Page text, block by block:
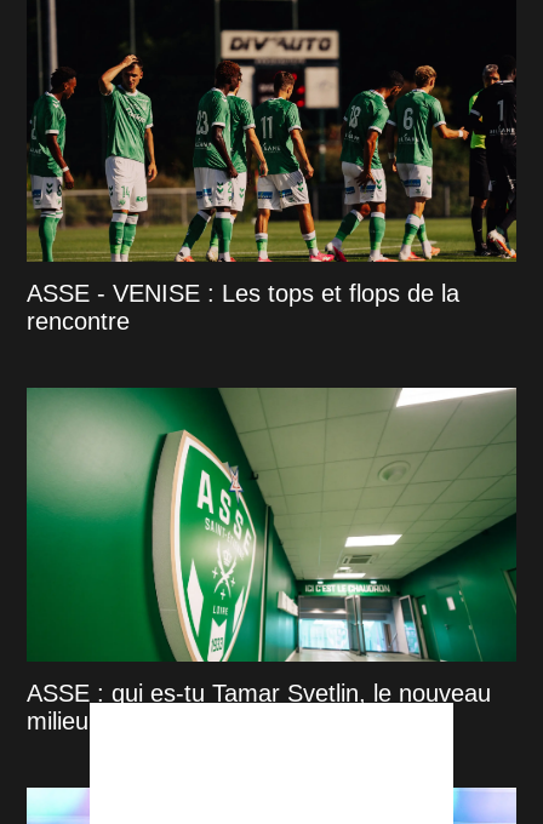
ASSE - VENISE : Les tops et flops de la
rencontre
ASSE : qui es-tu Tamar Svetlin, le nouveau
milieu stéphanois ?